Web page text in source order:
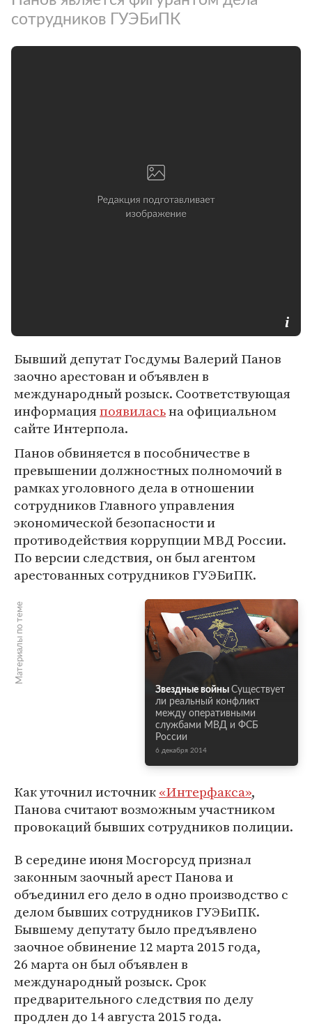
сотрудников ГУЭБиПК
Бывший депутат Госдумы Валерий Панов
заочно арестован и объявлен в
международный розыск. Соответствующая
информацияпоявиласьна официальном
сайте Интерпола.
Панов обвиняется в пособничестве в
превышении должностных полномочий в
рамках уголовного дела в отношении
сотрудников Главного управления
экономической безопасности и
противодействия коррупции МВД России.
По версии следствия, он был агентом
арестованных сотрудников ГУЭБиПК.
Материалы по теме
Звездные войны Существует
ли реальный конфликт
между оперативными
службами МВД и ФСБ
России
6 декабря 2014
Как уточнил источник«Интерфакса»,
Панова считают возможным участником
провокаций бывших сотрудников полиции.
В середине июня Мосгорсуд признал
законным заочный арест Панова и
объединил его дело в одно производство с
делом бывших сотрудников ГУЭБиПК.
Бывшему депутату было предъявлено
заочное обвинение 12 марта 2015 года,
26 марта он был объявлен в
международный розыск. Срок
предварительного следствия по делу
продлен до 14 августа 2015 года.